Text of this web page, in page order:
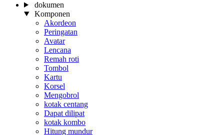
dokumen
Komponen
Akordeon
Peringatan
Avatar
Lencana
Remah roti
Tombol
Kartu
Korsel
Mengobrol
kotak centang
Dapat dilipat
kotak kombo
Hitung mundur